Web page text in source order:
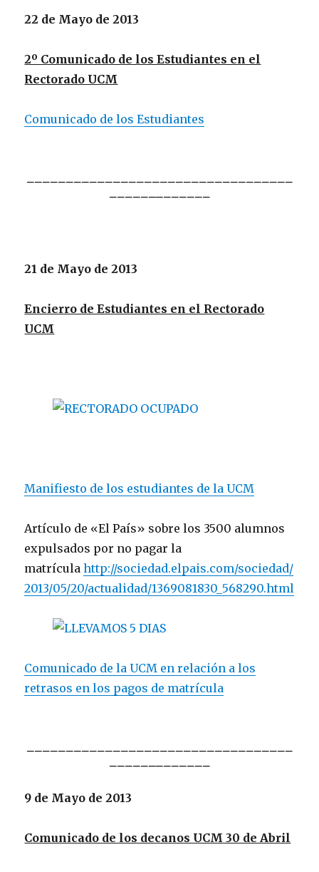
22 de Mayo de 2013
2º Comunicado de los Estudiantes en el
Rectorado UCM
Comunicado de los Estudiantes
21 de Mayo de 2013
Encierro de Estudiantes en el Rectorado
UCM
Manifiesto de los estudiantes de la UCM
Artículo de «El País» sobre los 3500 alumnos
expulsados por no pagar la
matrículahttp://sociedad.elpais.com/sociedad/
2013/05/20/actualidad/1369081830_568290.html
Comunicado de la UCM en relación a los
retrasos en los pagos de matrícula
9 de Mayo de 2013
Comunicado de los decanos UCM 30 de Abril